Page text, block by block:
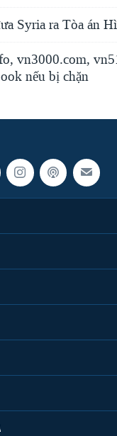
Syria ra Tòa án
vn3000.com,
nếu bị chặn